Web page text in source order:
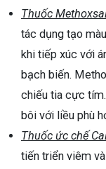
Thuốc
tác dụng tạo
khi tiếp xúc với
bạch biến.
chiếu tia cực
bôi với liều phù
Thuốc ức chế
tiến triển viêm